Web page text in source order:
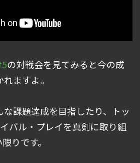
の対戦会を見てみると今の成
ますよ。
課題達成を目指したり、トッ
バル・プレイを真剣に取り組
りです。